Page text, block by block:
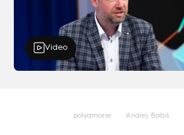
Video
polyamorie Andrej Babiš